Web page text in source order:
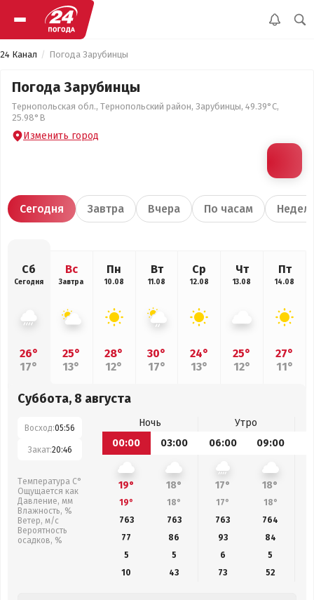
24 Канал Погода Зарубинцы
Погода Зарубинцы
Тернопольская обл., Тернопольский район, Зарубинцы, 49.39°С,
25.98°В
Изменить город
Сегодня Завтра Вчера По часам
Сб
Сегодня
26°
17°
Вс
Завтра
25°
13°
Пн
10.08
28°
12°
Вт
11.08
30°
17°
Ср
12.08
24°
13°
Чт
13.08
25°
12°
Пт
14.08
27°
11°
Суббота, 8 августа
Восход:05:56
Закат:20:46
Температура С°
Ощущается как
Давление, мм
Влажность, %
Ветер, м/с
Вероятность
осадков, %
Ночь
Утро
00:00
03:00 06:00 09:00
19° 18° 17° 18°
19° 18° 17° 18°
763
763 763 764
77
86 93 84
5
5 6
5
10
43 73 52